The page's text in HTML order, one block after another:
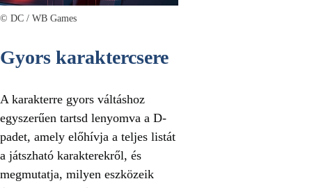
© DC / WB Games
Gyors karaktercsere
A karakterre gyors váltáshoz
egyszerűen tartsd lenyomva a D-
padet, amely előhívja a teljes listát
a játszható karakterekről, és
megmutatja, milyen eszközeik